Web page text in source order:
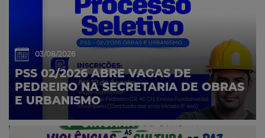
03/08/2026
PSS 02/2026 ABRE VAGAS DE
PEDREIRO NA SECRETARIA DE OBRAS
E URBANISMO